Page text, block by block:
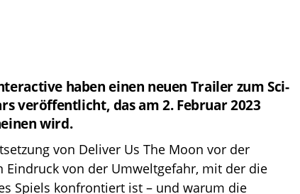
haben einen neuen Trailer zum Sci-
veröffentlicht, das am 2. Februar 2023
wird.
von Deliver Us The Moon vor der
von der Umweltgefahr, mit der die
Spiels konfrontiert ist – und warum die